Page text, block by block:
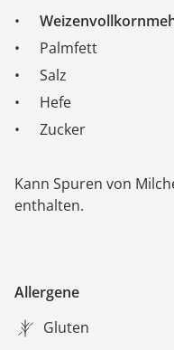
Palmfett
Salz
Hefe
Zucker
Kann Spuren von
enthalten.
Allergene
Gluten